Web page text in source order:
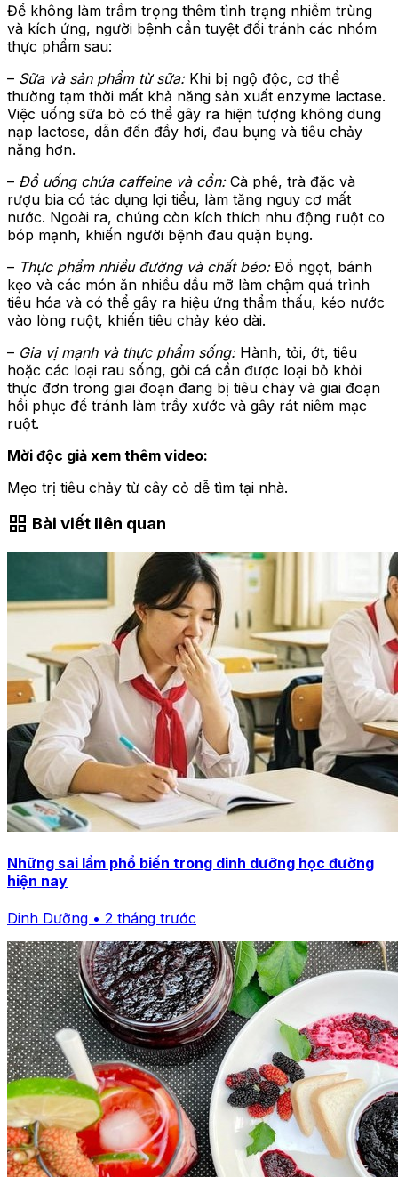
Để không làm trầm trọng thêm tình trạng nhiễm trùng
và kích ứng, người bệnh cần tuyệt đối tránh các nhóm
thực phẩm sau:
– Sữa và sản phẩm từ sữa:Khi bị ngộ độc, cơ thể
thường tạm thời mất khả năng sản xuất enzyme lactase.
Việc uống sữa bò có thể gây ra hiện tượng không dung
nạp lactose, dẫn đến đầy hơi, đau bụng và tiêu chảy
nặng hơn.
– Đồ uống chứa caffeine và cồn:Cà phê, trà đặc và
rượu bia có tác dụng lợi tiểu, làm tăng nguy cơ mất
nước. Ngoài ra, chúng còn kích thích nhu động ruột co
bóp mạnh, khiến người bệnh đau quặn bụng.
– Thực phẩm nhiều đường và chất béo:Đồ ngọt, bánh
kẹo và các món ăn nhiều dầu mỡ làm chậm quá trình
tiêu hóa và có thể gây ra hiệu ứng thẩm thấu, kéo nước
vào lòng ruột, khiến tiêu chảy kéo dài.
– Gia vị mạnh và thực phẩm sống:Hành, tỏi, ớt, tiêu
hoặc các loại rau sống, gỏi cá cần được loại bỏ khỏi
thực đơn trong giai đoạn đang bị tiêu chảy và giai đoạn
hồi phục để tránh làm trầy xước và gây rát niêm mạc
ruột.
Mời độc giả xem thêm video:
Mẹo trị tiêu chảy từ cây cỏ dễ tìm tại nhà.
grid_view Bài viết liên quan
Những sai lầm phổ biến trong dinh dưỡng học đường
hiện nay
Dinh Dưỡng • 2 tháng trước